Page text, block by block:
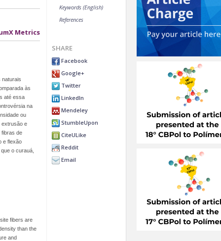
Metrics
naturais
às
até essa
na
ou
extrusão e
fibras de
e flexão
o curauá,
fibers are
than the
and
Keywords (English)
References
SHARE
Facebook
Google+
Twitter
LinkedIn
Mendeley
StumbleUpon
CiteULike
Reddit
Email